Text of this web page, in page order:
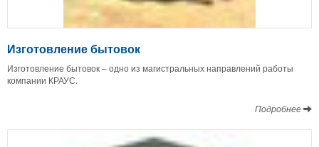
Изготовление бытовок
Изготовление бытовок – одно из магистральных направлений работы
компании КРАУС.
Подробнее